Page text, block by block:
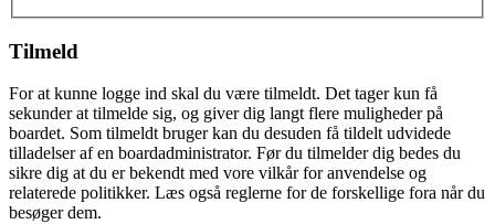
Tilmeld
For at kunne logge ind skal du være tilmeldt. Det tager kun få
sekunder at tilmelde sig, og giver dig langt flere muligheder på
boardet. Som tilmeldt bruger kan du desuden få tildelt udvidede
tilladelser af en boardadministrator. Før du tilmelder dig bedes du
sikre dig at du er bekendt med vore vilkår for anvendelse og
relaterede politikker. Læs også reglerne for de forskellige fora når du
besøger dem.